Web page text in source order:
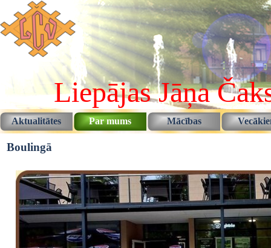
Pāriet uz saturu
Liepājas Jāņa
Aktualitātes Par mums ▼
Mācības ▼
Boulingā